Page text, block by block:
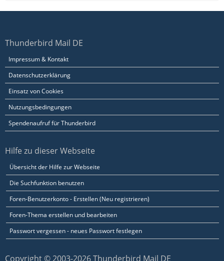
Thunderbird Mail DE
Impressum & Kontakt
Datenschutzerklärung
Einsatz von Cookies
Nutzungsbedingungen
Spendenaufruf für Thunderbird
Hilfe zu dieser Webseite
Übersicht der Hilfe zur Webseite
Die Suchfunktion benutzen
Foren-Benutzerkonto - Erstellen (Neu registrieren)
Foren-Thema erstellen und bearbeiten
Passwort vergessen - neues Passwort festlegen
Copyright © 2003-2026 Thunderbird Mail DE